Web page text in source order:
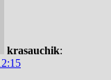
krasauchik: